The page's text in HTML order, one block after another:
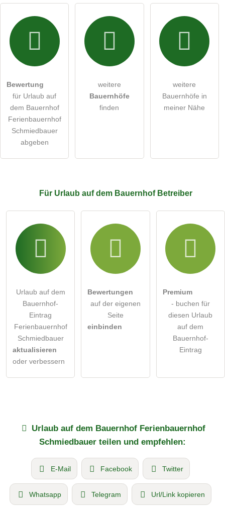
Hiermit akzeptiere ich die .
Die Datenschutzerklärunghabe ich zur Kenntnis genommen.
öffentliche Frage stellen
Hinweis:Bitte beachten Sie, öffentliche Fragen sindfür alle
Klicken Sie hier um eine
Bewertung
für Urlaub auf
dem Bauernhof
Ferienbauernhof
Schmiedbauer
abgeben
weitere
Bauernhöfe
finden
weitere
Bauernhöfe in
meiner Nähe
Für Urlaub auf dem Bauernhof Betreiber
Urlaub auf dem
Bauernhof-
Eintrag
Ferienbauernhof
Schmiedbauer
aktualisieren
oder verbessern
Bewertungen
auf der eigenen
Seite
einbinden
Premium
- buchen für
diesen Urlaub
auf dem
Bauernhof-
Eintrag
Urlaub auf dem Bauernhof Ferienbauernhof
Schmiedbauer teilen und empfehlen:
E-Mail Facebook Twitter
Whatsapp Telegram Url/Link kopieren